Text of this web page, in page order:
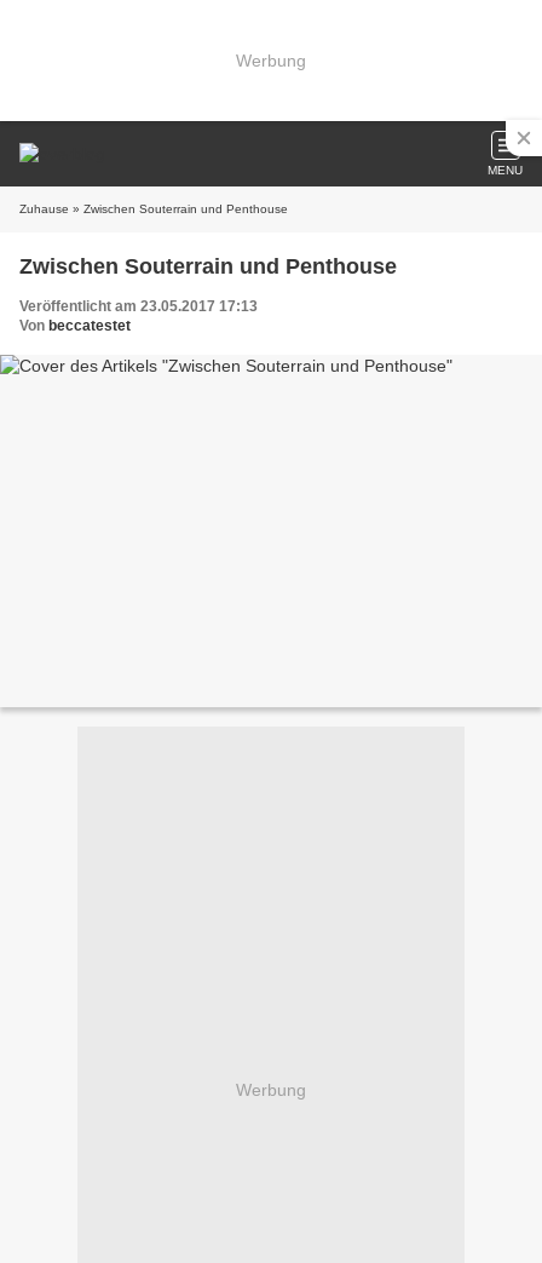
Werbung
MENU
Zuhause » Zwischen Souterrain und Penthouse
Zwischen Souterrain und Penthouse
Veröffentlicht am 23.05.2017 17:13
Von beccatestet
Werbung